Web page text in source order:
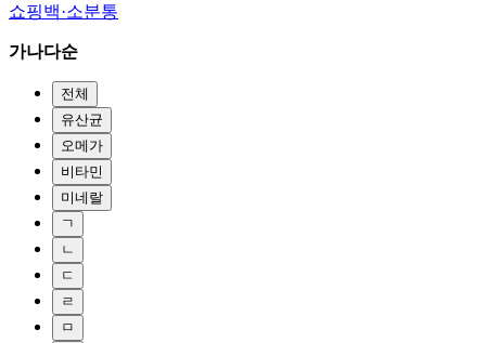
쇼핑백·소분통
가나다순
전체
유산균
오메가
비타민
미네랄
ㄱ
ㄴ
ㄷ
ㄹ
ㅁ